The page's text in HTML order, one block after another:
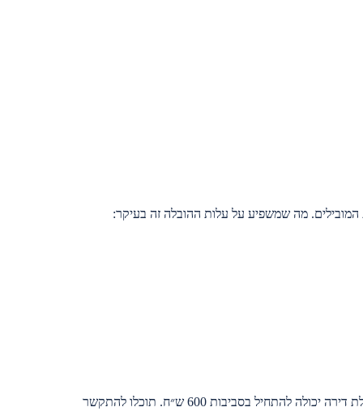
מה שמשפיע על עלות ההובלה זה בעיקר:
בהתחשב בכל הגורמים האלה, הובלה קטנה יכולה לעלות לכם החל מ-200 ש״ח, ואילו הובלת דירה יכולה להתחיל בסביבות 600 ש״ח. תוכלו להתקשר